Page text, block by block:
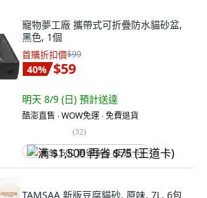
寵物夢工廠 攜帶式可折疊防水貓砂盆,
黑色, 1個
首購折扣價$99
40% $59
明天 8/9 (日) 預計送達
酷澎直售 ∙ WOW免運 ∙ 免費退貨
(32)
满 $1,500 再省 $75 (王道卡)
TAMSAA 新版豆腐貓砂, 原味, 7L, 6包